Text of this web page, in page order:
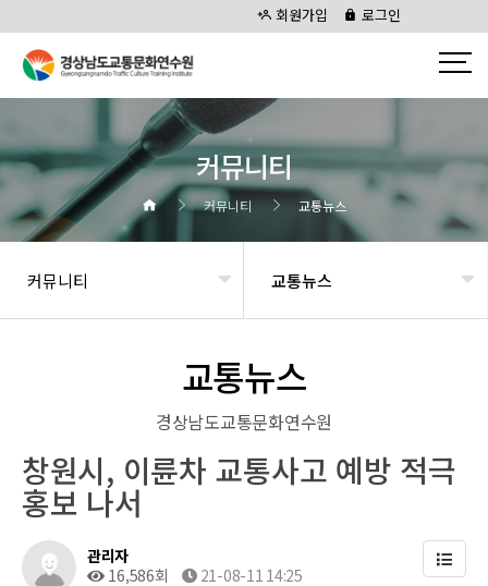
회원가입 로그인
커뮤니티
커뮤니티 교통뉴스
커뮤니티 교통뉴스
교통뉴스
경상남도교통문화연수원
창원시, 이륜차 교통사고 예방 적극
홍보 나서
관리자
16,586회
21-08-11 14:25